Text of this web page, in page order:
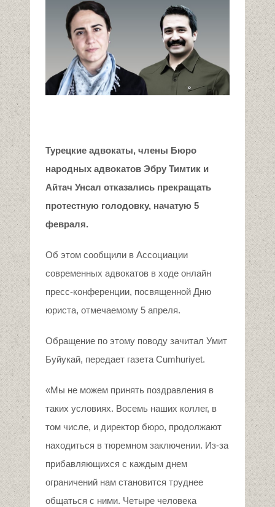
Турецкие адвокаты, члены Бюро
народных адвокатов Эбру Тимтик и
Айтач Унсал отказались прекращать
протестную голодовку, начатую 5
февраля.
Об этом сообщили в Ассоциации
современных адвокатов в ходе онлайн
пресс-конференции, посвященной Дню
юриста, отмечаемому 5 апреля.
Обращение по этому поводу зачитал Умит
Буйукай, передает газета Cumhuriyet.
«Мы не можем принять поздравления в
таких условиях. Восемь наших коллег, в
том числе, и директор бюро, продолжают
находиться в тюремном заключении. Из-за
прибавляющихся с каждым днем
ограничений нам становится труднее
общаться с ними. Четыре человека